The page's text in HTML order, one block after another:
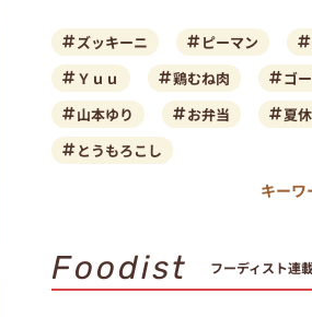
ズッキーニ ピーマン
Ｙｕｕ
鶏むね肉
ゴ
山本ゆり
お弁当
夏
とうもろこし
キーワ
Foodist フーディスト連